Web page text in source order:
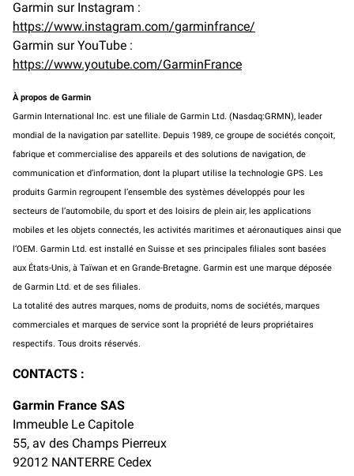
Garmin sur Instagram :
https://www.instagram.com/garminfrance/
Garmin sur YouTube :
https://www.youtube.com/GarminFrance
À propos de Garmin
Garmin International Inc. est une filiale de Garmin Ltd. (Nasdaq:GRMN), leader
mondial de la navigation par satellite. Depuis 1989, ce groupe de sociétés conçoit,
fabrique et commercialise des appareils et des solutions de navigation, de
communication et d’information, dont la plupart utilise la technologie GPS. Les
produits Garmin regroupent l’ensemble des systèmes développés pour les
secteurs de l’automobile, du sport et des loisirs de plein air, les applications
mobiles et les objets connectés, les activités maritimes et aéronautiques ainsi que
l’OEM. Garmin Ltd. est installé en Suisse et ses principales filiales sont basées
aux États-Unis, à Taïwan et en Grande-Bretagne. Garmin est une marque déposée
de Garmin Ltd. et de ses filiales.
La totalité des autres marques, noms de produits, noms de sociétés, marques
commerciales et marques de service sont la propriété de leurs propriétaires
respectifs. Tous droits réservés.
CONTACTS :
Garmin France SAS
Immeuble Le Capitole
55, av des Champs Pierreux
92012 NANTERRE Cedex